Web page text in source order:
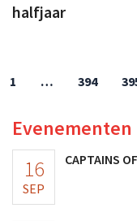
halfjaar
1 … 394
Evenementen
16
SEP
CAPTAINS